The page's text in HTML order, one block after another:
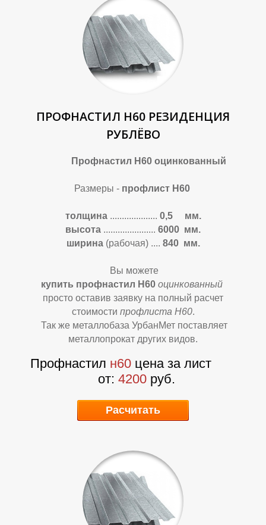
Д
ПРОФНАСТИЛ Н60 РЕЗИДЕНЦИЯ
РУБЛЁВО
Профнастил Н60 оцинкованный
Размеры - профлист Н60
толщина.................... 0,5 мм.
высота ...................... 6000 мм.
ширина(рабочая) .... 840 мм.
Вы можете
купить профнастил Н60 оцинкованный
просто оставив заявку на полный расчет
стоимости профлиста Н60.
Так же металлобаза УрбанМет поставляет
металлопрокат других видов.
Профнастил н60цена за лист
от: 4200 руб.
Расчитать
Д